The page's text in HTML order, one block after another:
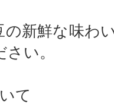
の新鮮な味わ
い。
て